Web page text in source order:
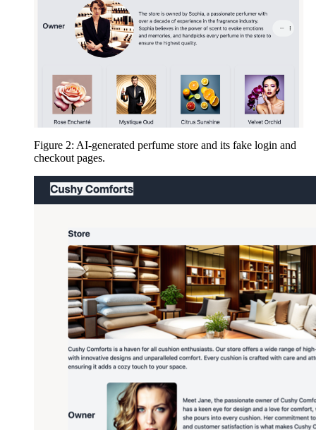
Figure 2: AI-generated perfume store and its fake login and
checkout pages.